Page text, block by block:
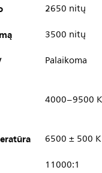
2650 nitų
3500 nitų
Palaikoma
4000–9500
6500 ± 500 K
11000:1